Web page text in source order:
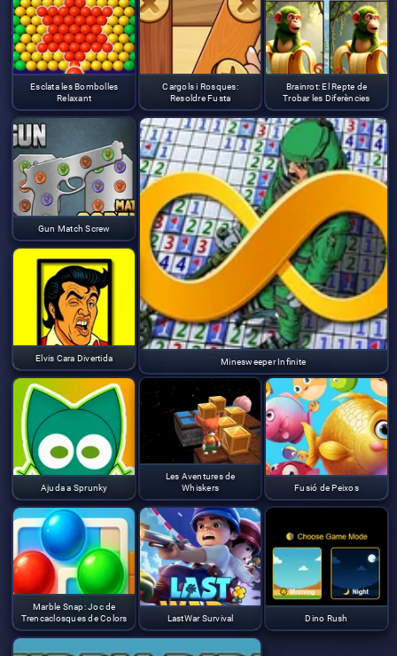
Esclata les Bombolles
Relaxant
Cargols i Rosques:
Resoldre Fusta
Brainrot: El Repte de
Trobar les Diferències
Gun Match Screw
Minesweeper Infinite
Elvis Cara Divertida
Ajuda a Sprunky
Les Aventures de
Whiskers
Fusió de Peixos
Marble Snap: Joc de
Trencaclosques de Colors
LastWar Survival Dino Rush